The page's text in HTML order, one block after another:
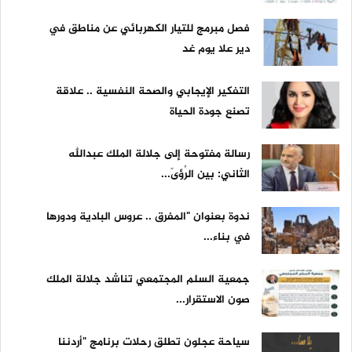
فصل مبرمج للتيار الكهربائي عن مناطق في
دير علا يوم غد
التفكير الإيجابي والصحة النفسية .. علاقة
تصنع جودة الحياة
رسالة مفتوحة إلى جلالة الملك عبدالله
الثاني: بين الرُؤىً...
ندوة بعنوان "المفرق .. عروس البادية ودورها
في بناء...
جمعية السلم المجتمعي تناشد جلالة الملك
صون الاستقرار...
سياحة عجلون تطلق رحلات برنامج "أردننا